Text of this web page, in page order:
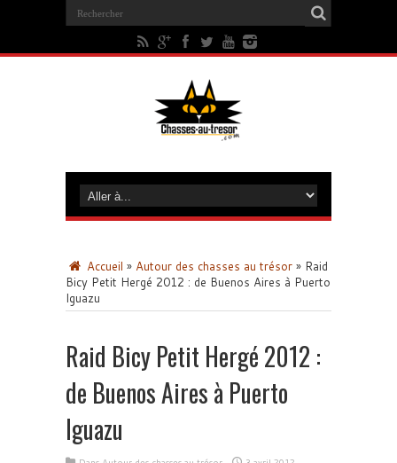
Accueil » Autour des chasses au trésor » Raid
Bicy Petit Hergé 2012 : de Buenos Aires à Puerto
Iguazu
Raid Bicy Petit Hergé 2012 :
de Buenos Aires à Puerto
Iguazu